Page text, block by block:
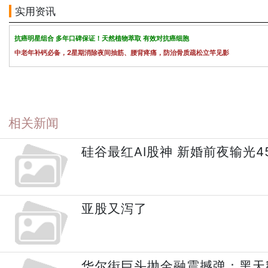
实用资讯
抗癌明星组合 多年口碑保证！天然植物萃取 有效对抗癌细胞
中老年补钙必备，2星期消除夜间抽筋、腰背疼痛，防治骨质疏松立竿见影
相关新闻
硅谷最红AI股神 新婚前夜输光
亚股又泻了